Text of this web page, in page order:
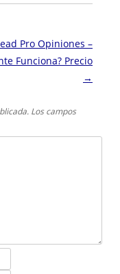
Pro Opiniones –
Funciona? Precio
→
Los campos